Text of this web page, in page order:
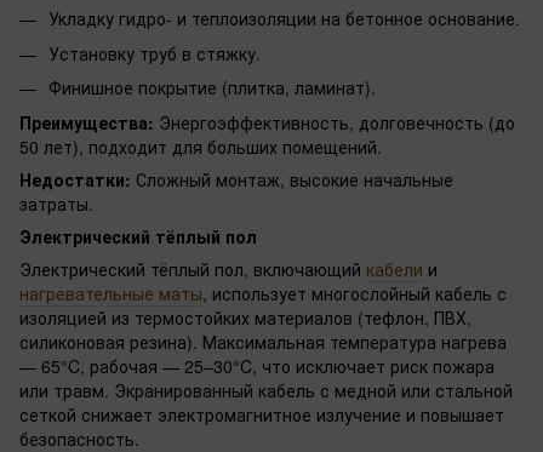
Укладку гидро- и теплоизоляции на бетонное основание.
Установку труб в стяжку.
Финишное покрытие (плитка, ламинат).
Преимущества: Энергоэффективность, долговечность (до
50 лет), подходит для больших помещений.
Недостатки: Сложный монтаж, высокие начальные
затраты.
Электрический тёплый пол
Электрический тёплый пол, включающий кабели и
нагревательные маты, использует многослойный кабель с
изоляцией из термостойких материалов (тефлон, ПВХ,
силиконовая резина). Максимальная температура нагрева
— 65°C, рабочая — 25–30°C, что исключает риск пожара
или травм. Экранированный кабель с медной или стальной
сеткой снижает электромагнитное излучение и повышает
безопасность.